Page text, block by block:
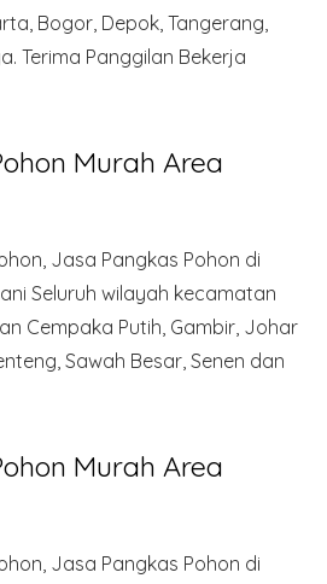
Bogor, Depok, Tangerang,
Terima Panggilan Bekerja
Murah Area
Jasa Pangkas Pohon di
Seluruh wilayah kecamatan
Cempaka Putih, Gambir, Johar
Sawah Besar, Senen dan
Murah Area
Jasa Pangkas Pohon di